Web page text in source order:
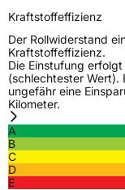
Kraftstoffeffizienz
Der Rollwiderstand
Kraftstoffeffizienz.
Die Einstufung
(schlechtester Wert).
ungefähr eine
Kilometer.
A
B
C
D
E